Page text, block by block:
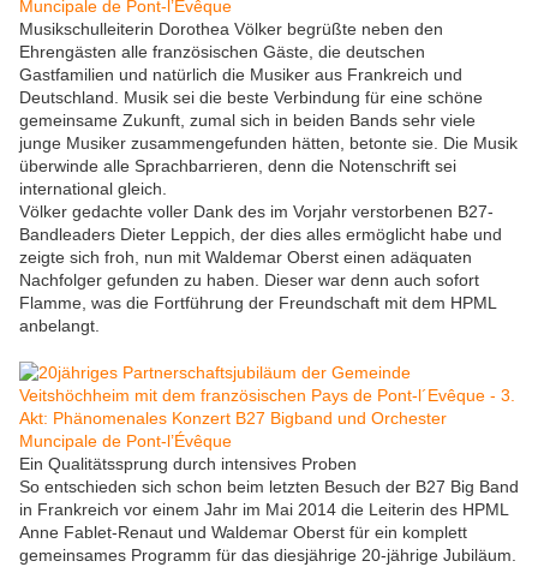
Musikschulleiterin Dorothea Völker begrüßte neben den
Ehrengästen alle französischen Gäste, die deutschen
Gastfamilien und natürlich die Musiker aus Frankreich und
Deutschland. Musik sei die beste Verbindung für eine schöne
gemeinsame Zukunft, zumal sich in beiden Bands sehr viele
junge Musiker zusammengefunden hätten, betonte sie. Die Musik
überwinde alle Sprachbarrieren, denn die Notenschrift sei
international gleich.
Völker gedachte voller Dank des im Vorjahr verstorbenen B27-
Bandleaders Dieter Leppich, der dies alles ermöglicht habe und
zeigte sich froh, nun mit Waldemar Oberst einen adäquaten
Nachfolger gefunden zu haben. Dieser war denn auch sofort
Flamme, was die Fortführung der Freundschaft mit dem HPML
anbelangt.
Ein Qualitätssprung durch intensives Proben
So entschieden sich schon beim letzten Besuch der B27 Big Band
in Frankreich vor einem Jahr im Mai 2014 die Leiterin des HPML
Anne Fablet-Renaut und Waldemar Oberst für ein komplett
gemeinsames Programm für das diesjährige 20-jährige Jubiläum.